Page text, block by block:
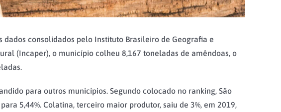
consolidados pelo Instituto Brasileiro de Geografia e
(Incaper), o município colheu 8,167 toneladas de amêndoas, o
para outros municípios. Segundo colocado no ranking, São
5,44%. Colatina, terceiro maior produtor, saiu de 3%, em 2019,